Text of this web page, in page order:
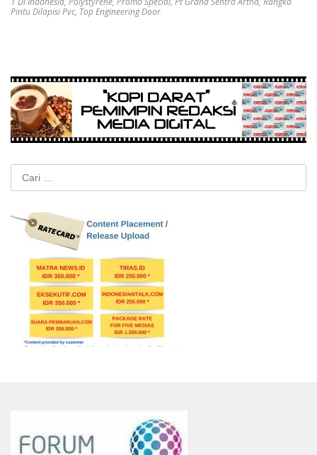
Pintu Dilapisi Pvc, Top Engineering Door